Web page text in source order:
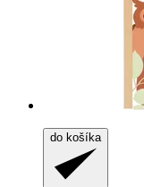
do košíka